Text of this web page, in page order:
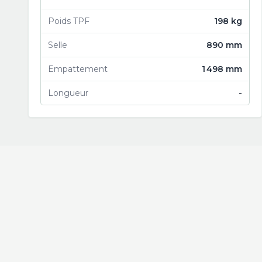
Poids TPF 198 kg
Selle 890 mm
Empattement 1 498 mm
Longueur -